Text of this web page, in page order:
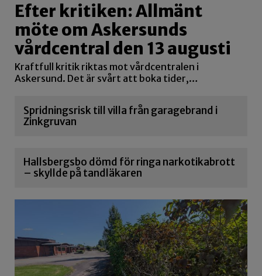
Efter kritiken: Allmänt
möte om Askersunds
vårdcentral den 13 augusti
Kraftfull kritik riktas mot vårdcentralen i
Askersund. Det är svårt att boka tider,…
Spridningsrisk till villa från garagebrand i
Zinkgruvan
Hallsbergsbo dömd för ringa narkotikabrott
– skyllde på tandläkaren